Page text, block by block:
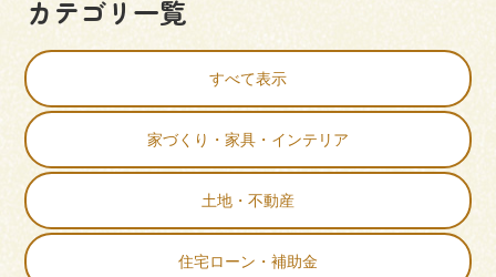
カテゴリ一覧
すべて表示
家づくり・家具・インテリア
土地・不動産
住宅ローン・補助金